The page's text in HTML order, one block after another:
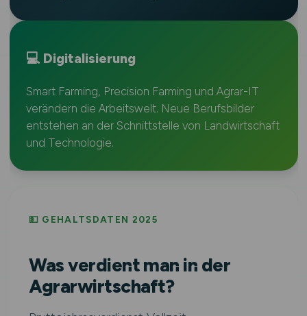
💻 Digitalisierung
Smart Farming, Precision Farming und Agrar-IT
verändern die Arbeitswelt. Neue Berufsbilder
entstehen an der Schnittstelle von Landwirtschaft
und Technologie.
💵 GEHALTSDATEN 2025
Was verdient man in der
Agrarwirtschaft?